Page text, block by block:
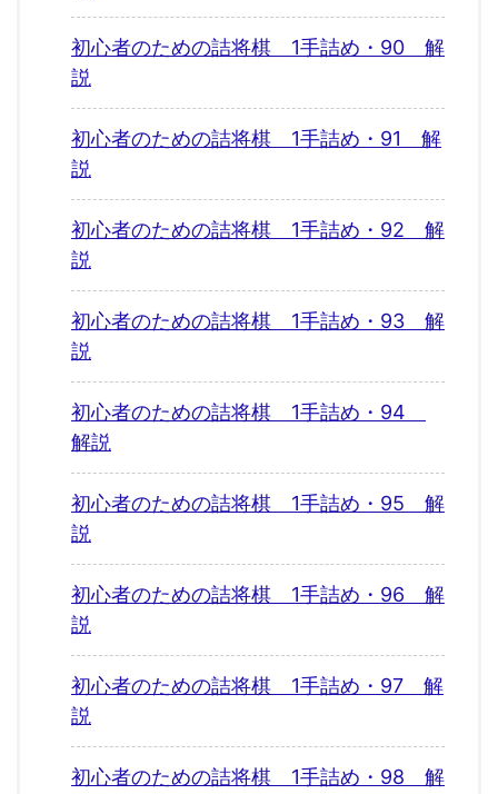
初心者のための詰将棋 1手詰め・90 解
説
初心者のための詰将棋 1手詰め・91 解
説
初心者のための詰将棋 1手詰め・92 解
説
初心者のための詰将棋 1手詰め・93 解
説
初心者のための詰将棋 1手詰め・94
解説
初心者のための詰将棋 1手詰め・95 解
説
初心者のための詰将棋 1手詰め・96 解
説
初心者のための詰将棋 1手詰め・97 解
説
初心者のための詰将棋 1手詰め・98 解